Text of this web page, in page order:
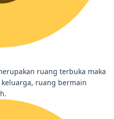
ruang terbuka maka
ruang bermain